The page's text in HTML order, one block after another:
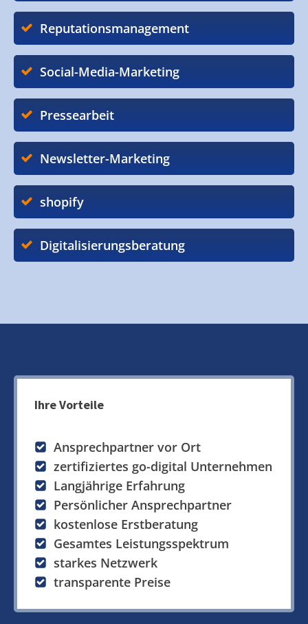
Reputationsmanagement
Social-Media-Marketing
Pressearbeit
Newsletter-Marketing
shopify
Digitalisierungsberatung
Ihre Vorteile
Ansprechpartner vor Ort
zertifiziertes go-digital Unternehmen
Langjährige Erfahrung
Persönlicher Ansprechpartner
kostenlose Erstberatung
Gesamtes Leistungsspektrum
starkes Netzwerk
transparente Preise